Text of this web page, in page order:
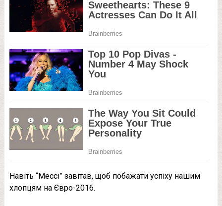
Навіть “Мессі” завітав, щоб побажати успіху нашим
хлопцям на Євро-2016.